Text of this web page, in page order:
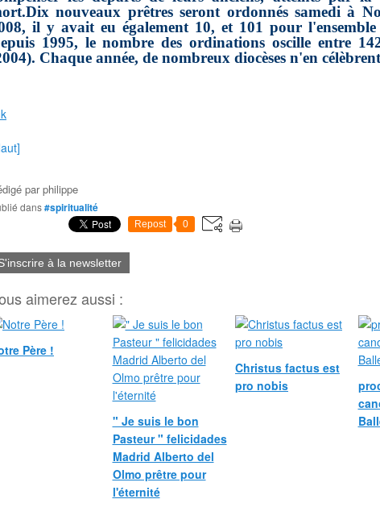
nouveaux prêtres seront ordonnés samedi à
il y avait eu également 10, et 101 pour
1995, le nombre des ordinations oscille entre
Chaque année, de nombreux diocèses n'en
parphilippe
dans#spiritualité
Repost 0
à la newsletter
aimerez aussi :
Père !
" Je suis le bon
Pasteur " felicidades
Madrid Alberto del
Olmo prêtre pour
l'éternité
Christus factus est
pro nobis